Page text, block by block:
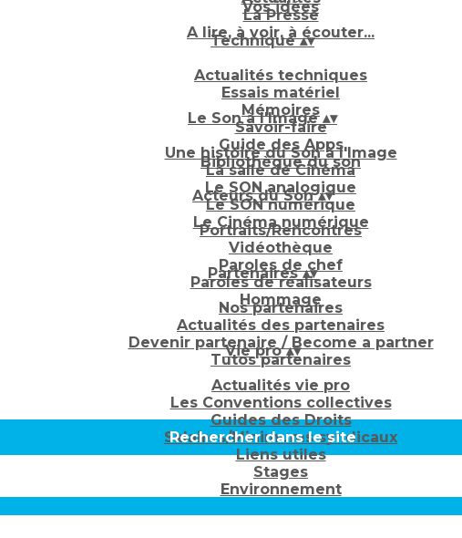
Vos idées
La Presse
A lire, à voir, à écouter...
Technique▴▾
Actualités techniques
Essais matériel
Mémoires
Savoir-faire
Guide des Apps
Bibliothèque du son
Le Son à l'Image▴▾
Une histoire du Son à l'Image
La salle de Cinéma
Le SON analogique
Le SON numérique
Le Cinéma numérique
Acteurs du Son▴▾
Portraits/Rencontres
Vidéothèque
Paroles de chef
Paroles de réalisateurs
Hommage
Partenaires▴▾
Nos partenaires
Actualités des partenaires
Devenir partenaire / Become a partner
Tutos partenaires
Vie pro▴▾
Actualités vie pro
Les Conventions collectives
Guides des Droits
Salaires/Minimums syndicaux
Liens utiles
Stages
Environnement
Rechercher dans le site